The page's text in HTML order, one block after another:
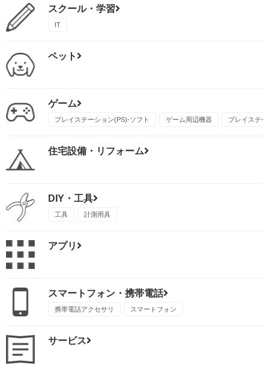
スクール・学習
IT
ペット
ゲーム
プレイステーション(PS)-ソフト ゲーム周辺機器 プレイステ
住宅設備・リフォーム
DIY・工具
工具 計測用具
アプリ
スマートフォン・携帯電話
携帯電話アクセサリ スマートフォン
サービス